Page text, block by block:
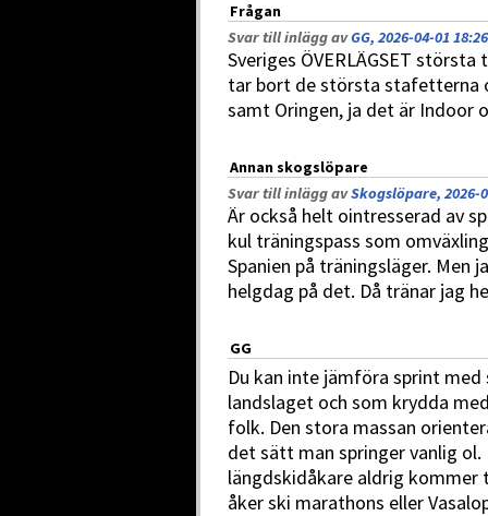
Frågan
Svar till inlägg avGG, 2026-04-01 18:26
Sveriges ÖVERLÄGSET
tar bort de största stafetterna
samt Oringen, ja det är Indoor
Annan skogslöpare
Svar till inlägg avSkogslöpare, 2026-
Är också helt ointresserad av
kul träningspass som
Spanien på träningsläger. Men
helgdag på det. Då tränar jag
GG
Du kan inte jämföra sprint
landslaget och som krydda
folk. Den stora massan
det sätt man springer vanlig
längdskidåkare aldrig kommer
åker ski marathons eller